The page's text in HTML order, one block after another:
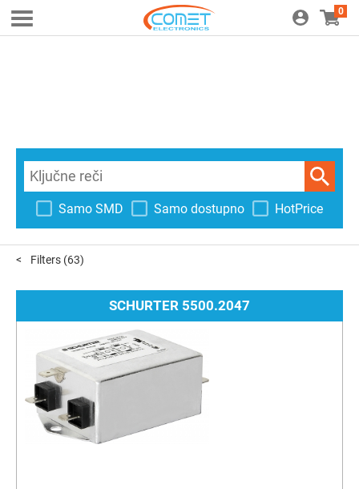
0
Samo SMD Samo dostupno HotPrice
Filters (63)
SCHURTER 5500.2047